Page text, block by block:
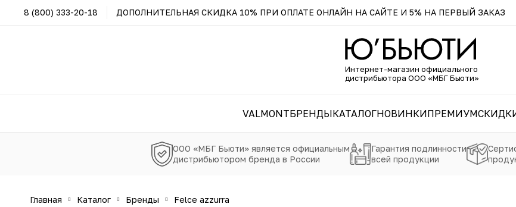
8 (800) 333-20-18 ДОПОЛНИТЕЛЬНАЯ СКИДКА 10% ПРИ ОПЛАТЕ ОНЛАЙН НА САЙТЕ И 5% НА ПЕРВЫЙ ЗАКАЗ
Интернет-магазин официального
дистрибьютора ООО «МБГ Бьюти»
VALMONTБРЕНДЫКАТАЛОГНОВИНКИПРЕМИУМ
ООО «МБГ Бьюти» является официальным
дистрибьютором бренда в России
Гарантия подлинности
всей продукции
главная каталог бренды felce azzurra